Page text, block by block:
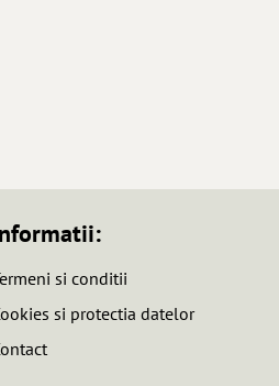
si conditii
si protectia datelor